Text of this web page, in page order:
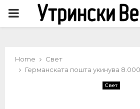
PRIMARY
Home
Свет
Германската пошта укинува
Свет